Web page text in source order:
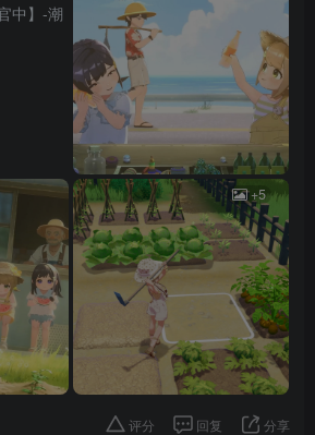
+5
评分 回复 分享